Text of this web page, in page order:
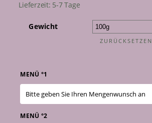
Lieferzeit: 5-7 Tage
Gewicht
ZURÜCKSETZEN
MENÜ °1
MENÜ °2